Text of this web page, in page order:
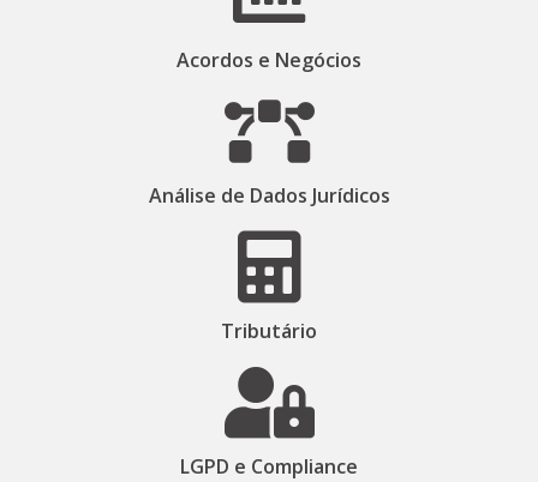
Acordos e Negócios​
Análise de Dados Jurídicos​
Tributário​
LGPD e Compliance